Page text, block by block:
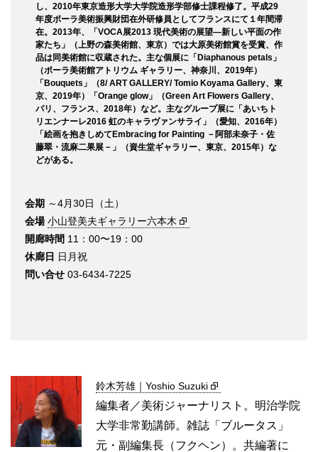
し、2010年東京造形大学大学院造形学部修士課程修了。平成29
年度ポーラ美術振興財団在外研修員としてフランスにて１年間滞
在。2013年、「VOCA展2013 現代美術の展望―新しい平面の作
家たち」（上野の森美術館、東京）では大原美術館賞を受賞、作
品は同美術館に収蔵された。主な個展に「Diaphanous petals」
（ポーラ美術館アトリウム ギャラリー、神奈川、2019年）
「Bouquets」（8/ ART GALLERY/ Tomio Koyama Gallery、東
京、2019年）「Orange glow」（Green Art Flowers Gallery、
パリ、フランス、2018年）など。主なグループ展に「あいちト
リエンナーレ2016 虹のキャラヴァンサライ」（愛知、2016年）
「絵画を抱きしめてEmbracing for Painting －阿部未奈子・佐
藤翠・流麻二果展－」（資生堂ギャラリー、東京、2015年）な
どがある。
会期 ～4月30日（土）
会場 小山登美夫ギャラリー六本木
開廊時間 11：00〜19：00
休廊日 日月祝
問い合せ 03-6434-7225
鈴木芳雄｜Yoshio Suzuki
編集者／美術ジャーナリスト。明治学院
大学非常勤講師。雑誌「ブルータス」
元・副編集長（フクヘン）。共編著に